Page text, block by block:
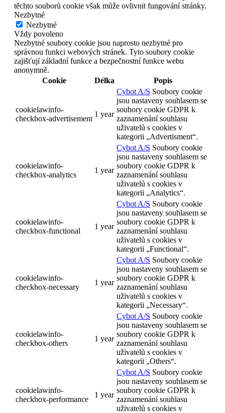
těchto souborů cookie však může ovlivnit fungování stránky.
Nezbytné
Nezbytné
Vždy povoleno
Nezbytné soubory cookie jsou naprosto nezbytné pro
správnou funkci webových stránek. Tyto soubory cookie
zajišťují základní funkce a bezpečnostní funkce webu
anonymně.
Cookie
Délka Popis
cookielawinfo-
checkbox-advertisement
1 year
Cybot A/S Soubory cookie
jsou nastaveny souhlasem se
soubory cookie GDPR k
zaznamenání souhlasu
uživatelů s cookies v
kategorii „Advertisment“.
cookielawinfo-
checkbox-analytics
1 year
Cybot A/S Soubory cookie
jsou nastaveny souhlasem se
soubory cookie GDPR k
zaznamenání souhlasu
uživatelů s cookies v
kategorii „Analytics“.
cookielawinfo-
checkbox-functional
1 year
Cybot A/S Soubory cookie
jsou nastaveny souhlasem se
soubory cookie GDPR k
zaznamenání souhlasu
uživatelů s cookies v
kategorii „Functional“.
cookielawinfo-
checkbox-necessary
1 year
Cybot A/S Soubory cookie
jsou nastaveny souhlasem se
soubory cookie GDPR k
zaznamenání souhlasu
uživatelů s cookies v
kategorii „Necessary“.
cookielawinfo-
checkbox-others
1 year
Cybot A/S Soubory cookie
jsou nastaveny souhlasem se
soubory cookie GDPR k
zaznamenání souhlasu
uživatelů s cookies v
kategorii „Others“.
cookielawinfo-
checkbox-performance
1 year
Cybot A/S Soubory cookie
jsou nastaveny souhlasem se
soubory cookie GDPR k
zaznamenání souhlasu
uživatelů s cookies v